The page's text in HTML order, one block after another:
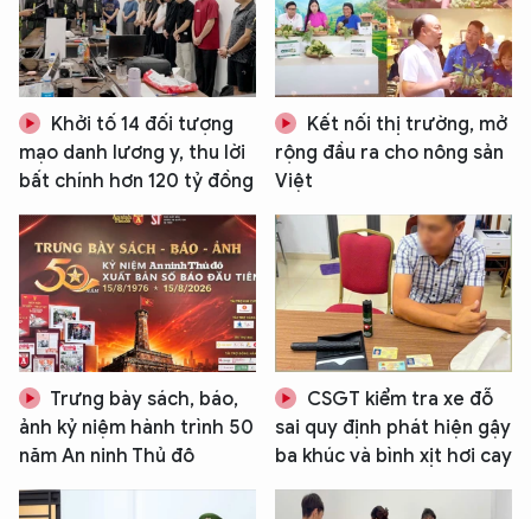
Khởi tố 14 đối tượng
mạo danh lương y, thu lời
bất chính hơn 120 tỷ đồng
Kết nối thị trường, mở
rộng đầu ra cho nông sản
Việt
Trưng bày sách, báo,
ảnh kỷ niệm hành trình 50
năm An ninh Thủ đô
CSGT kiểm tra xe đỗ
sai quy định phát hiện gậy
ba khúc và bình xịt hơi cay
Hãy hỏi tôi bất kỳ điều gì bạn cần biết về
An Ninh Thủ Đô nhé. Tôi sẵn sàng hỗ trợ!